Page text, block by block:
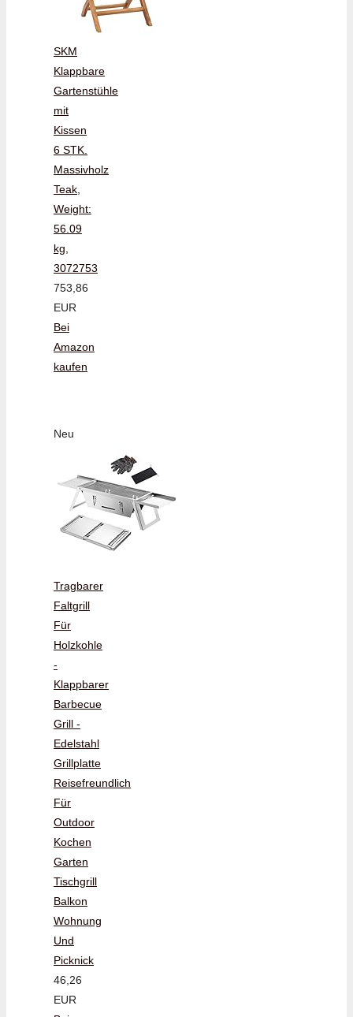
SKM
Klappbare
Gartenstühle
mit
Kissen
6 STK.
Massivholz
Teak,
Weight:
56.09
kg,
3072753
753,86
EUR
Bei
Amazon
kaufen
Neu
Tragbarer
Faltgrill
Für
Holzkohle
-
Klappbarer
Barbecue
Grill -
Edelstahl
Grillplatte
Reisefreundlich
Für
Outdoor
Kochen
Garten
Tischgrill
Balkon
Wohnung
Und
Picknick
46,26
EUR